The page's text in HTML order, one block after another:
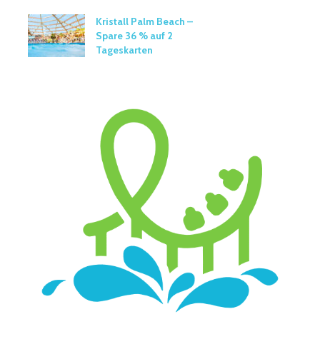
Kristall Palm Beach –
Spare 36 % auf 2
Tageskarten